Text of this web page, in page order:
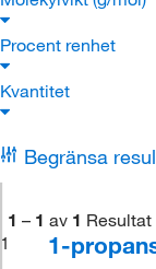
Procent renhet
Kvantitet
Begränsa
1 – 1 av 1 Resultat
1
1-